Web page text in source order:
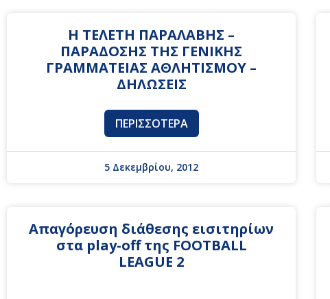
Η ΤΕΛΕΤΗ ΠΑΡΑΛΑΒΗΣ –
ΠΑΡΑΔΟΣΗΣ ΤΗΣ ΓΕΝΙΚΗΣ
ΓΡΑΜΜΑΤΕΙΑΣ ΑΘΛΗΤΙΣΜΟΥ –
ΔΗΛΩΣΕΙΣ
ΠΕΡΙΣΣΌΤΕΡΑ
5 Δεκεμβρίου, 2012
Απαγόρευση διάθεσης εισιτηρίων
στα play-off της FOOTBALL
LEAGUE 2